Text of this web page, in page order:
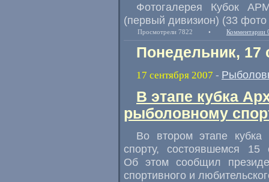
Фотогалерея Кубок
(первый дивизион) (33
Просмотрели 7822 • Комментарии
Понедельник, 17
17 сентября 2007 -
В этапе кубка
рыболовному
Во втором этапе кубка
спорту, состоявшемся 15
Об этом сообщил
спортивного и